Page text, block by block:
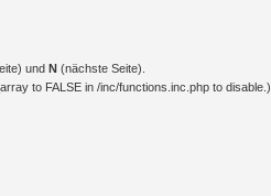
und N(nächste Seite).
to FALSE in /inc/functions.inc.php to disable.)